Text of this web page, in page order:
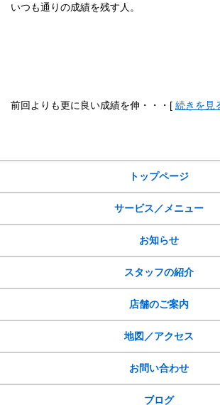
いつも通りの成績を残す人。
前回よりも更に良い成績を伸・・・[ 続きを見
トップページ
サービス／メニュー
お知らせ
スタッフの紹介
店舗のご案内
地図／アクセス
お問い合わせ
ブログ